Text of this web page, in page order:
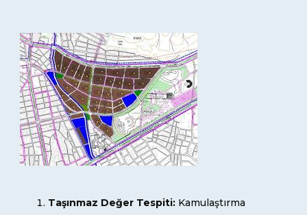
Taşınmaz Değer Tespiti: Kamulaştırma